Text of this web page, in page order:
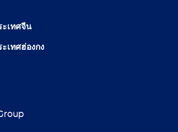
เทศจีน
เทศฮ่องกง